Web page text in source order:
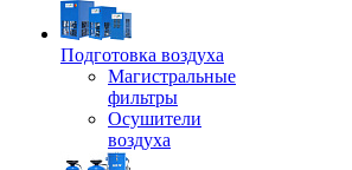
Подготовка воздуха
Магистральные
фильтры
Осушители
воздуха